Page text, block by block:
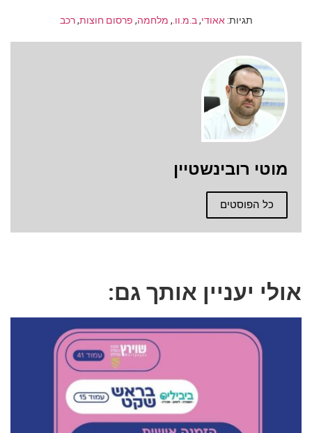
תגיות: אאודי,ב.מ.וו., מלחמה, פרסום חוצות,רכב
מוטי רובינשטיין
כל הפוסטים
אולי יעניין אותך גם: